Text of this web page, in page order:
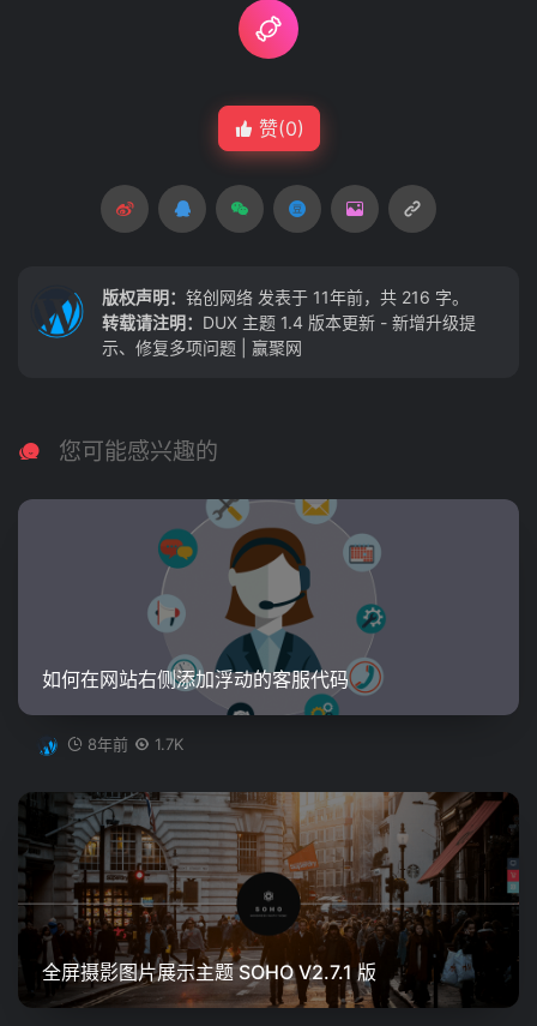
赞(0)
版权声明： 铭创网络 发表于 11年前，共 216 字。
转载请注明： DUX 主题 1.4 版本更新 - 新增升级提
示、修复多项问题 | 赢聚网
您可能感兴趣的
如何在网站右侧添加浮动的客服代码
8年前 1.7K
全屏摄影图片展示主题 SOHO V2.7.1 版